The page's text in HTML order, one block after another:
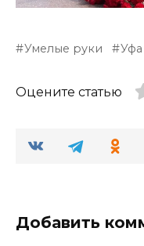
Умелые руки Уфа
Оцените статью
Добавить